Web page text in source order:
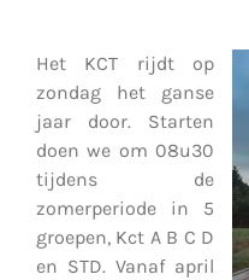
Het KCT rijdt op
zondag het ganse
jaar door. Starten
doen we om 08u30
tijdens de
zomerperiode in 5
groepen, Kct A B C D
en STD. Vanaf april